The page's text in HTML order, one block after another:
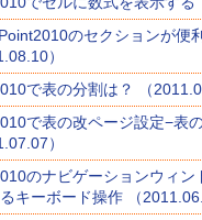
のセクションが便利
）
で表の分割は？ （
で表の改ページ設定−表
）
のナビゲーションウィン
キーボード操作 （